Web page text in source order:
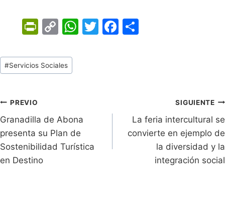
Pr
tF
ri
dl
y
C
p
y
k
W
p
T
F
Tags
de
#Servicios Sociales
Navegación
de
entradas
PREVIO
Granadilla de Abona
presenta su Plan de
Sostenibilidad Turística
en Destino
SIGUIENTE
La feria intercultural se
convierte en ejemplo de
la diversidad y la
integración social